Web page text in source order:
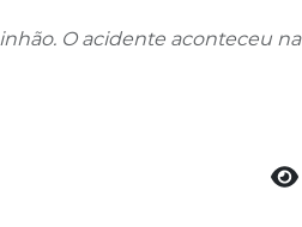
O acidente aconteceu na